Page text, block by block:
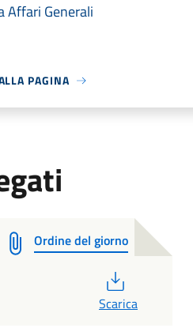
Affari Generali
PAGINA
Ordine del giorno
Scarica